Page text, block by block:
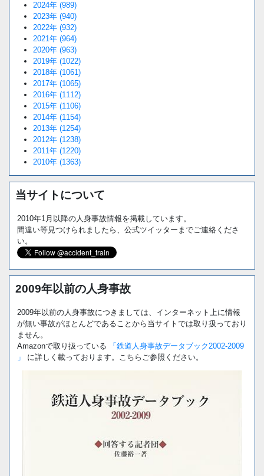
2024年 (989)
2023年 (940)
2022年 (932)
2021年 (964)
2020年 (963)
2019年 (1022)
2018年 (1061)
2017年 (1065)
2016年 (1112)
2015年 (1106)
2014年 (1154)
2013年 (1254)
2012年 (1238)
2011年 (1220)
2010年 (1363)
当サイトについて
2010年1月以降の人身事故情報を掲載しています。
間違い等見つけられましたら、公式ツイッターまでご連絡くださ
い。
2009年以前の人身事故
2009年以前の人身事故につきましては、インターネット上に情報
が無い事故がほとんどであることから当サイトでは取り扱っており
ません。
Amazonで取り扱っている
「鉄道人身事故データブック2002-2009
」
に詳しく載っております。こちらご参照ください。